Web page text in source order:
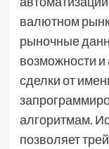
валютном
рыночные
возможности
сделки от
алгоритмам.
позволяет